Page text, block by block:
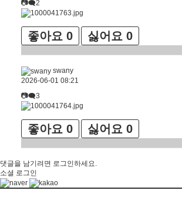
📷🗨2
좋아요 0 싫어요 0
swany
2026-06-01 08:21
📷🗨3
좋아요 0 싫어요 0
댓글을 남기려면 로그인하세요.
소셜 로그인